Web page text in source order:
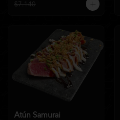
$7.140
Atún Samurai